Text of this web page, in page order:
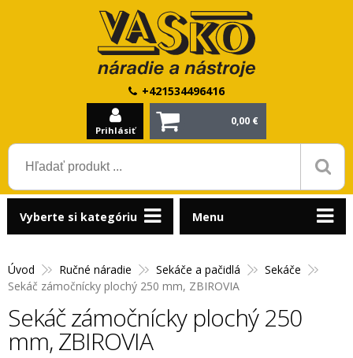
+421534496416
Prihlásiť
0,00 €
Úvod Ručné náradie Sekáče a pačidlá
Sekáče
Sekáč zámočnícky plochý 250 mm, ZBIROVIA
Sekáč zámočnícky plochý 250
mm, ZBIROVIA
Vyberte si kategóriu Menu